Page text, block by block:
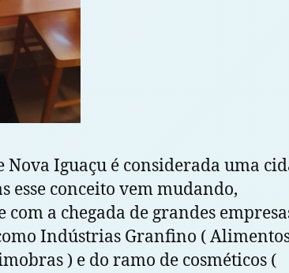
Iguaçu é considerada uma
esse conceito vem mudando,
a chegada de grandes
Indústrias Granfino (
) e do ramo de cosméticos (